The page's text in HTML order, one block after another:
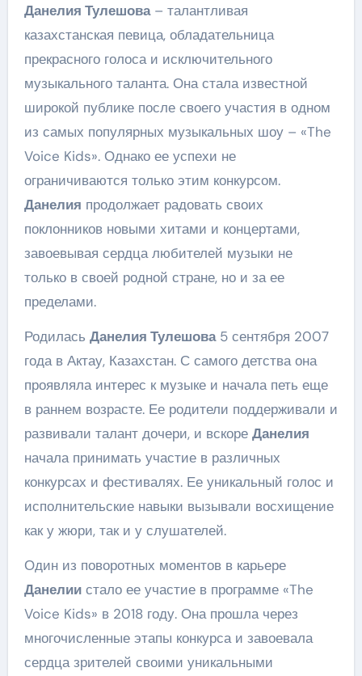
Данелия Тулешова– талантливая
казахстанская певица, обладательница
прекрасного голоса и исключительного
музыкального таланта. Она стала известной
широкой публике после своего участия в одном
из самых популярных музыкальных шоу – «The
Voice Kids». Однако ее успехи не
ограничиваются только этим конкурсом.
Данелия продолжает радовать своих
поклонников новыми хитами и концертами,
завоевывая сердца любителей музыки не
только в своей родной стране, но и за ее
пределами.
Родилась Данелия Тулешова5 сентября 2007
года в Актау, Казахстан. С самого детства она
проявляла интерес к музыке и начала петь еще
в раннем возрасте. Ее родители поддерживали и
развивали талант дочери, и вскоре Данелия
начала принимать участие в различных
конкурсах и фестивалях. Ее уникальный голос и
исполнительские навыки вызывали восхищение
как у жюри, так и у слушателей.
Один из поворотных моментов в карьере
Данелиистало ее участие в программе «The
Voice Kids» в 2018 году. Она прошла через
многочисленные этапы конкурса и завоевала
сердца зрителей своими уникальными